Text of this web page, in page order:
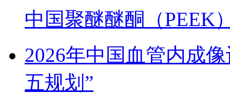
中国聚醚醚酮（PEEK
2026年中国血管内成
五规划”